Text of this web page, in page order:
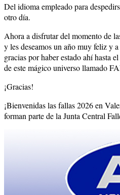
Del idioma empleado para
otro día.
Ahora a disfrutar del momento de
y les deseamos un año muy feliz y
gracias por haber estado ahí hasta
de este mágico universo llamado
¡Gracias!
¡Bienvenidas las fallas 2026 en
forman parte de la Junta Central